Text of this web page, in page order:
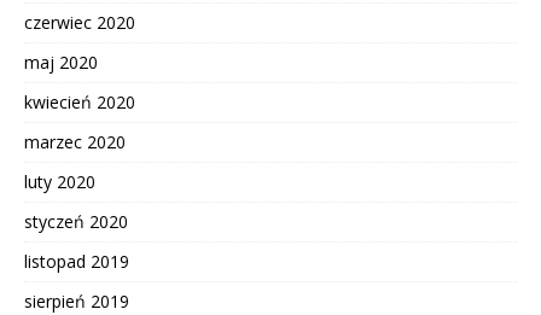
czerwiec 2020
maj 2020
kwiecień 2020
marzec 2020
luty 2020
styczeń 2020
listopad 2019
sierpień 2019